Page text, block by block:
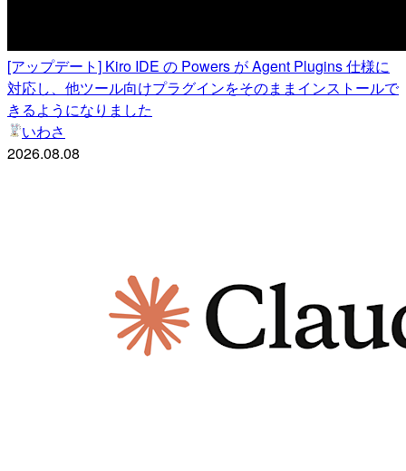
[アップデート] Kiro IDE の Powers が Agent Plugins 仕様に
対応し、他ツール向けプラグインをそのままインストールで
きるようになりました
いわさ
2026.08.08